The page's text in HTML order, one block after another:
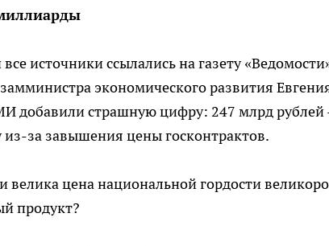
источники ссылались на газету
экономического развития
добавили страшную цифру: 247 млрд рублей -
за завышения цены госконтрактов.
цена национальной гордости
продукт?